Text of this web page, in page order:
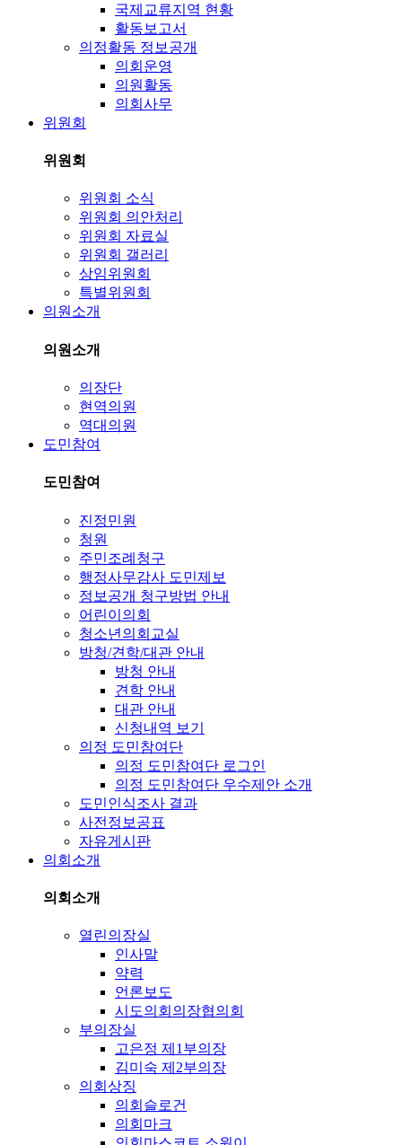
국제교류지역 현황
활동보고서
의정활동 정보공개
의회운영
의원활동
의회사무
위원회
위원회
위원회 소식
위원회 의안처리
위원회 자료실
위원회 갤러리
상임위원회
특별위원회
의원소개
의원소개
의장단
현역의원
역대의원
도민참여
도민참여
진정민원
청원
주민조례청구
행정사무감사 도민제보
정보공개 청구방법 안내
어린이의회
청소년의회교실
방청/견학/대관 안내
방청 안내
견학 안내
대관 안내
신청내역 보기
의정 도민참여단
의정 도민참여단 로그인
의정 도민참여단 우수제안 소개
도민인식조사 결과
사전정보공표
자유게시판
의회소개
의회소개
열린의장실
인사말
약력
언론보도
시도의회의장협의회
부의장실
고은정 제1부의장
김미숙 제2부의장
의회상징
의회슬로건
의회마크